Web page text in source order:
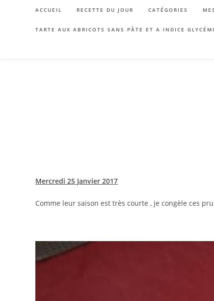
ACCUEIL RECETTE DU JOUR CATÉGORIES
TARTE AUX ABRICOTS SANS PÂTE ET A INDICE
Mercredi 25 Janvier 2017
Comme leur saison est très courte , je congèle ces